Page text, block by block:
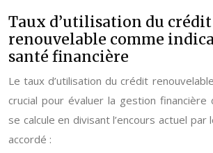
Taux d’utilisation du crédit
renouvelable comme
santé financière
Le taux d’utilisation du crédit
crucial pour évaluer la gestion financière
se calcule en divisant l’encours actuel
accordé :